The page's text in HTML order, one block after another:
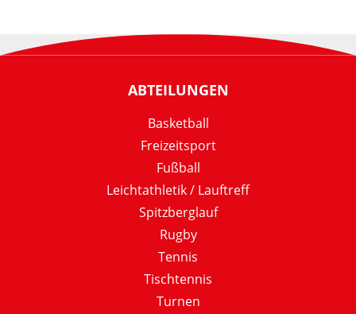
ABTEILUNGEN
Basketball
Freizeitsport
Fußball
Leichtathletik / Lauftreff
Spitzberglauf
Rugby
Tennis
Tischtennis
Turnen